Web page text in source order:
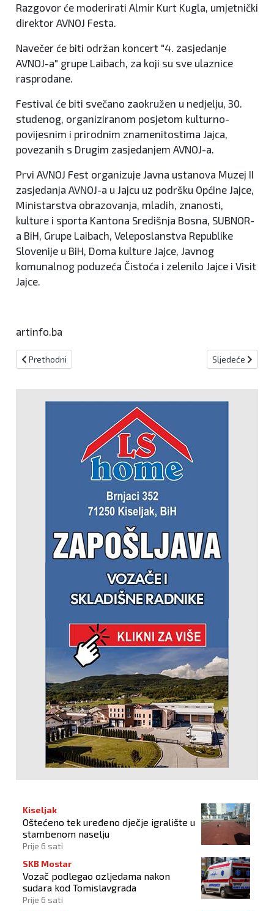
Razgovor će moderirati Almir Kurt Kugla, umjetnički
direktor AVNOJ Festa.
Navečer će biti održan koncert "4. zasjedanje
AVNOJ-a" grupe Laibach, za koji su sve ulaznice
rasprodane.
Festival će biti svečano zaokružen u nedjelju, 30.
studenog, organiziranom posjetom kulturno-
povijesnim i prirodnim znamenitostima Jajca,
povezanih s Drugim zasjedanjem AVNOJ-a.
Prvi AVNOJ Fest organizuje Javna ustanova Muzej II
zasjedanja AVNOJ-a u Jajcu uz podršku Općine Jajce,
Ministarstva obrazovanja, mladih, znanosti,
kulture i sporta Kantona Središnja Bosna, SUBNOR-
a BiH, Grupe Laibach, Veleposlanstva Republike
Slovenije u BiH, Doma kulture Jajce, Javnog
komunalnog poduzeća Čistoća i zelenilo Jajce i Visit
Jajce.
artinfo.ba
Prethodni članak: Knjižnica Srednje škole "Novi Travnik" zaprimila
Prethodni Sljedeći
Sljedeće
Kiseljak
Oštećeno tek uređeno dječje igralište u
stambenom naselju
Prije 6 sati
SKB Mostar
Vozač podlegao ozljedama nakon
sudara kod Tomislavgrada
Prije 6 sati